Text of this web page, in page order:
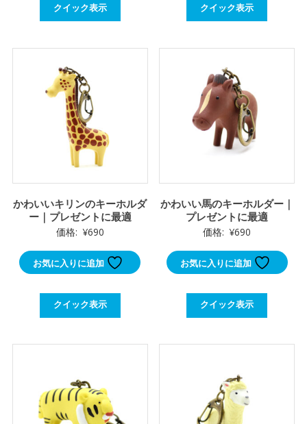
クイック表示 クイック表示
かわいいキリンのキーホルダ
ー｜プレゼントに最適
価格: ¥690
お気に入りに追加
クイック表示
かわいい馬のキーホルダー｜
プレゼントに最適
価格: ¥690
お気に入りに追加
クイック表示